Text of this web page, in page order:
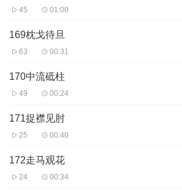
45 01:00
169枕戈待旦
63 00:31
170中流砥柱
49 00:24
171捉襟见肘
25 00:40
172走马观花
24 00:34